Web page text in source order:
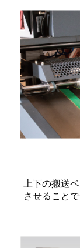
上下の搬送
させること